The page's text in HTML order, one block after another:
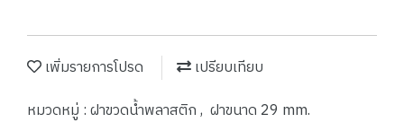
เพิ่มรายการโปรด
เปรียบเทียบ
หมวดหมู่ :ฝาขวดน้ำพลาสติก, ฝาขนาด 29 mm.